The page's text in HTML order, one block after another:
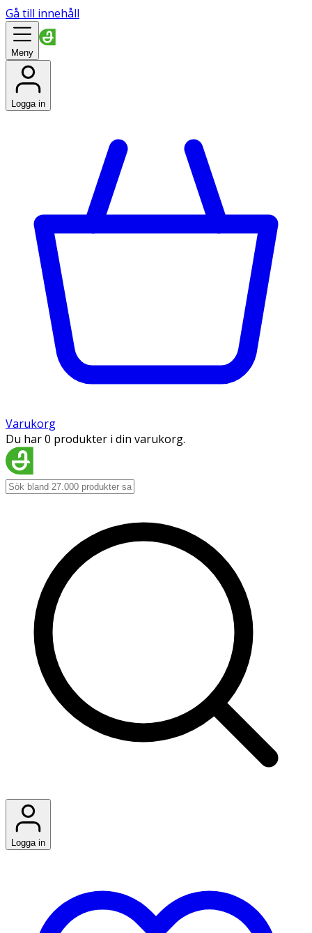
Gå till innehåll
Meny
Logga in
Varukorg
Du har 0 produkter i din varukorg.
Logga in